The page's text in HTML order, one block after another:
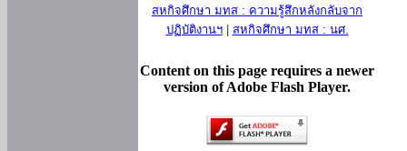
สหกิจศึกษา มทส : ความรู้สึกหลังกลับจาก
ปฏิบัติงานฯ| สหกิจศึกษา มทส : นศ.
Content on this page requires a newer
version of Adobe Flash Player.